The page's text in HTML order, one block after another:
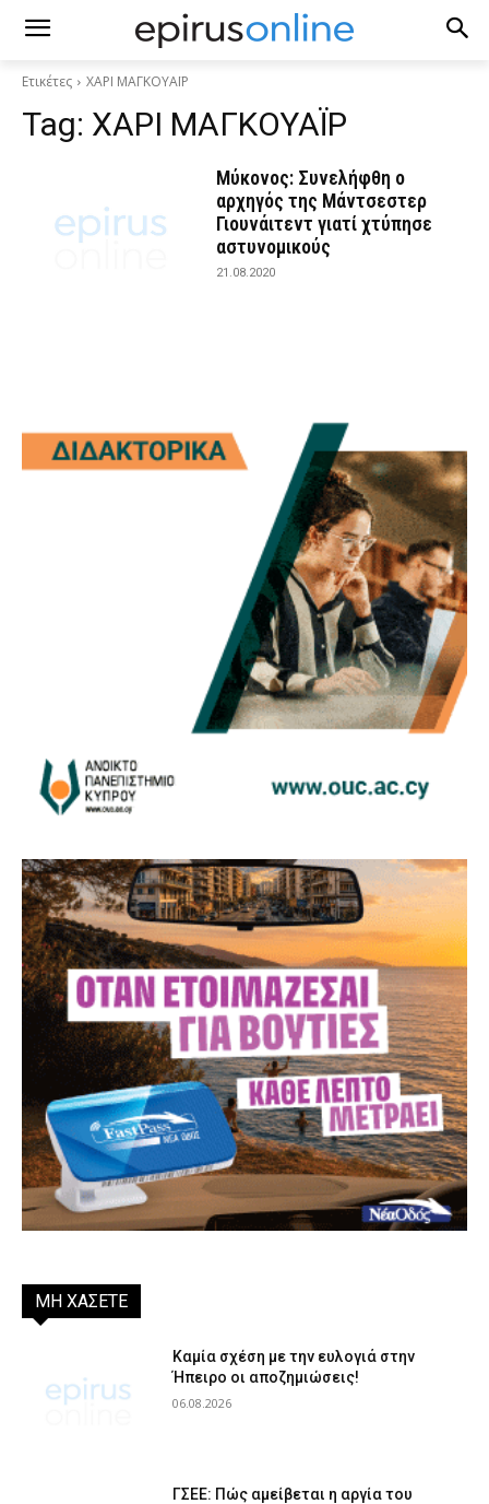
Ετικέτες ΧΑΡΙ ΜΑΓΚΟΥΑΪΡ
Tag: ΧΑΡΙ ΜΑΓΚΟΥΑΪΡ
Μύκονος: Συνελήφθη ο
αρχηγός της Μάντσεστερ
Γιουνάιτεντ γιατί χτύπησε
αστυνομικούς
21.08.2020
ΜΗ ΧΑΣΕΤΕ
Καμία σχέση με την ευλογιά στην
Ήπειρο οι αποζημιώσεις!
06.08.2026
ΓΣΕΕ: Πώς αμείβεται η αργία του